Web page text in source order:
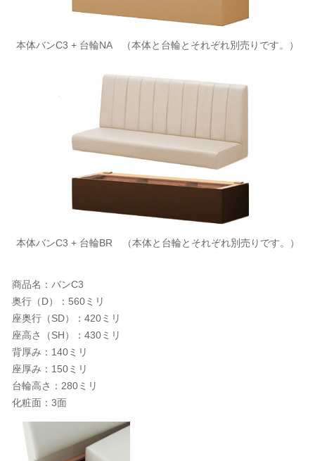
本体バンC3 + 台輪NA （本体と台輪とそれぞれ別売りです。）
本体バンC3 + 台輪BR （本体と台輪とそれぞれ別売りです。）
商品名：バンC3
奥行（D）：560ミリ
座奥行（SD）：420ミリ
座高さ（SH）：430ミリ
背厚み：140ミリ
座厚み：150ミリ
台輪高さ：280ミリ
化粧面：3面